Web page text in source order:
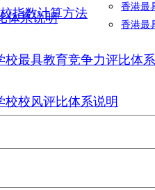
香港最
香港最
体系说明
最具教育竞争力评比体
校风评比体系说明
指数计算方法